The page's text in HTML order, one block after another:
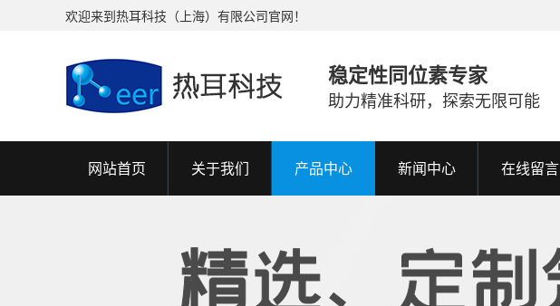
欢迎来到热耳科技（上海）有限公司官网！
稳定性同位素专家
助力精准科研，探索无限可能
网站首页 关于我们 产品中心 新闻中心 在线留言